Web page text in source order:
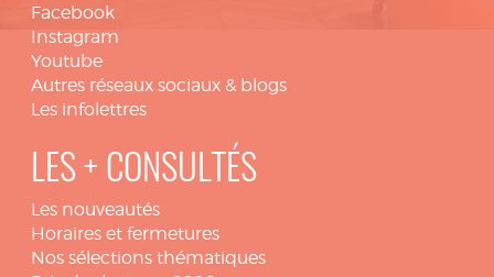
Facebook
Instagram
Youtube
Autres réseaux sociaux & blogs
Les infolettres
LES + CONSULTÉS
Les nouveautés
Horaires et fermetures
Nos sélections thématiques